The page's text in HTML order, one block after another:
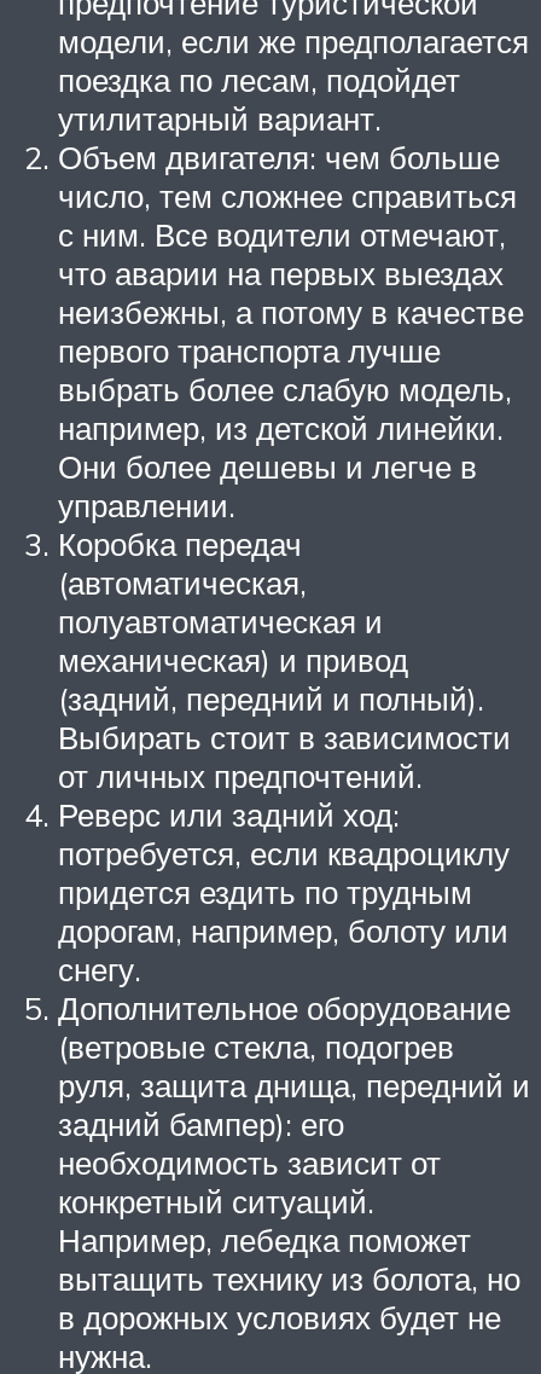
модели, если же предполагается
поездка по лесам, подойдет
утилитарный вариант.
Объем двигателя: чем больше
число, тем сложнее справиться
с ним. Все водители отмечают,
что аварии на первых выездах
неизбежны, а потому в качестве
первого транспорта лучше
выбрать более слабую модель,
например, из детской линейки.
Они более дешевы и легче в
управлении.
Коробка передач
(автоматическая,
полуавтоматическая и
механическая) и привод
(задний, передний и полный).
Выбирать стоит в зависимости
от личных предпочтений.
Реверс или задний ход:
потребуется, если квадроциклу
придется ездить по трудным
дорогам, например, болоту или
снегу.
Дополнительное оборудование
(ветровые стекла, подогрев
руля, защита днища, передний и
задний бампер): его
необходимость зависит от
конкретный ситуаций.
Например, лебедка поможет
вытащить технику из болота, но
в дорожных условиях будет не
нужна.